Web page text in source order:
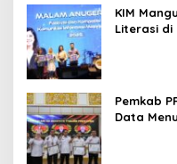
KIM
Literasi di
Pemkab
Data